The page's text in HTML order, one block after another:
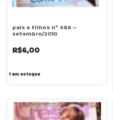
pais e filhos nº 486 –
setembro/2010
R$6,00
1em estoque